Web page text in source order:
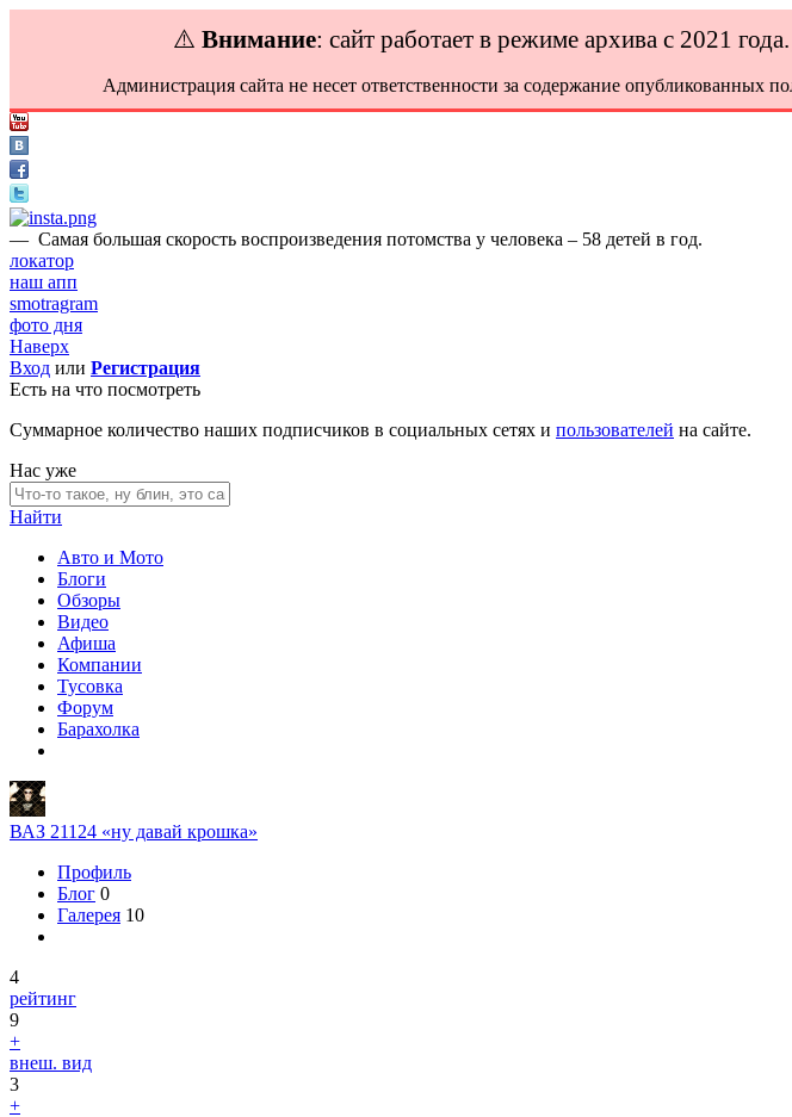
⚠️ Внимание: сайт работает в режиме архива с 2021
Администрация сайта не несет ответственности за содержание опубликованных
— Самая большая скорость воспроизведения потомства у человека – 58 детей в год.
локатор
наш апп
smotragram
фото дня
Наверх
Вход или Регистрация
Есть на что посмотреть
Суммарное количество наших подписчиков в социальных сетях и пользователей на сайте.
Нас уже
Найти
Авто и Мото
Блоги
Обзоры
Видео
Афиша
Компании
Тусовка
Форум
Барахолка
ВАЗ 21124 «ну давай крошка»
Профиль
Блог 0
Галерея 10
4
рейтинг
9
+
внеш. вид
3
+